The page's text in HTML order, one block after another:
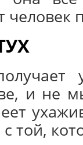
человек
и не
с той,